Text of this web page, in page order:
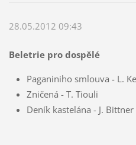
28.05.2012 09:43
Beletrie pro dospělé
Paganiniho smlouva - L.
Zničená - T. Tiouli
Deník kastelána - J. Bittner